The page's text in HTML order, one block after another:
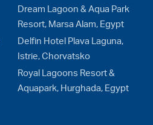
Dream Lagoon & Aqua Park
Resort, Marsa Alam, Egypt
Delfin Hotel Plava Laguna,
Istrie, Chorvatsko
Royal Lagoons Resort &
Aquapark, Hurghada, Egypt